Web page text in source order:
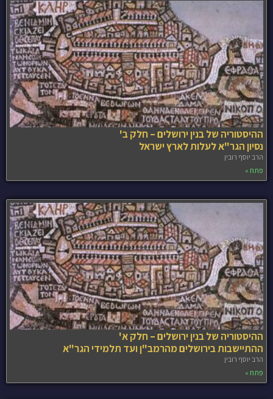
ההיסטוריה של בנין ירושלים – חלק ב'
נסיון הגר"א לעלות לארץ ישראל
הרב יוסף רובין
פתח »
ההיסטוריה של בנין ירושלים – חלק א'
ההתיישבות בירושלים מהרמב"ן ועד תלמידי הגר"א
הרב יוסף רובין
פתח »